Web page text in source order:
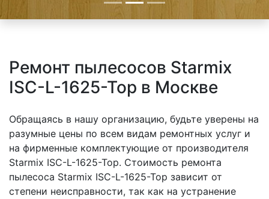
Ремонт пылесосов Starmix
ISC-L-1625-Top в Москве
Обращаясь в нашу организацию, будьте уверены на
разумные цены по всем видам ремонтных услуг и
на фирменные комплектующие от производителя
Starmix ISC-L-1625-Top. Стоимость ремонта
пылесоса Starmix ISC-L-1625-Top зависит от
степени неисправности, так как на устранение